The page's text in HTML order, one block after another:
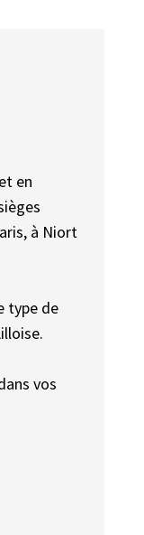
en
à Niort
type de
vos